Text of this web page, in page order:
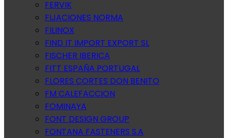
FERVIK
FIJACIONES NORMA
FILINOX
FIND IT IMPORT EXPORT SL
FISCHER IBERICA
FITT ESPAÑA PORTUGAL
FLORES CORTES DON BENITO
FM CALEFACCION
FOMINAYA
FONT DESIGN GROUP
FONTANA FASTENERS S.A